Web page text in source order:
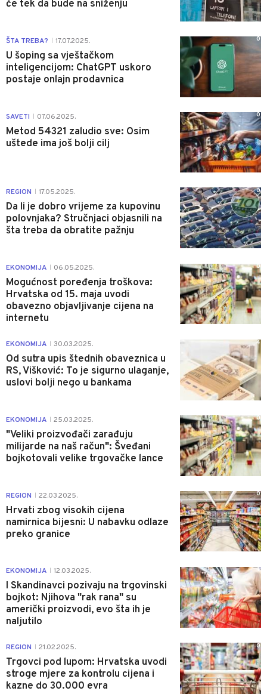
će tek da bude na sniženju
ŠTA TREBA? 17.07.2025.
U šoping sa vještačkom
inteligencijom: ChatGPT uskoro
postaje onlajn prodavnica
0
SAVETI 07.06.2025.
Metod 54321 zaludio sve: Osim
uštede ima još bolji cilj
0
REGION 17.05.2025.
Da li je dobro vrijeme za kupovinu
polovnjaka? Stručnjaci objasnili na
šta treba da obratite pažnju
0
EKONOMIJA 06.05.2025.
Mogućnost poređenja troškova:
Hrvatska od 15. maja uvodi
obavezno objavljivanje cijena na
internetu
0
EKONOMIJA 30.03.2025.
Od sutra upis štednih obaveznica u
RS, Višković: To je sigurno ulaganje,
uslovi bolji nego u bankama
4
EKONOMIJA 25.03.2025.
"Veliki proizvođači zarađuju
milijarde na naš račun": Šveđani
bojkotovali velike trgovačke lance
0
REGION 22.03.2025.
Hrvati zbog visokih cijena
namirnica bijesni: U nabavku odlaze
preko granice
0
EKONOMIJA 12.03.2025.
I Skandinavci pozivaju na trgovinski
bojkot: Njihova "rak rana" su
američki proizvodi, evo šta ih je
naljutilo
1
REGION 21.02.2025.
Trgovci pod lupom: Hrvatska uvodi
stroge mjere za kontrolu cijena i
kazne do 30.000 evra
0